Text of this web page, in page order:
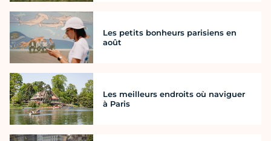
Les petits bonheurs parisiens en
août
Les meilleurs endroits où naviguer
à Paris